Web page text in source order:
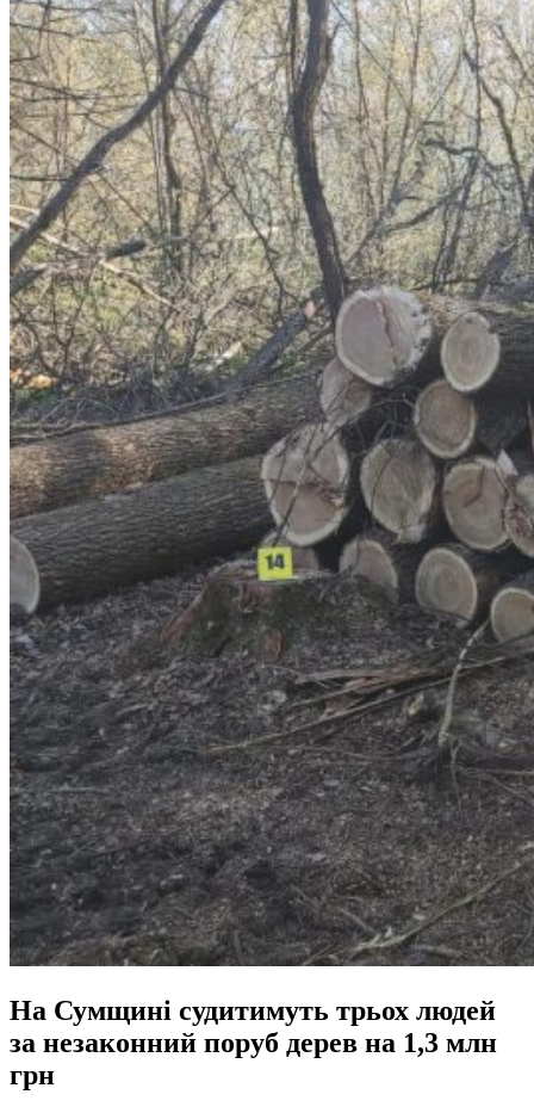
На Сумщині судитимуть трьох людей
за незаконний поруб дерев на 1,3 млн
грн